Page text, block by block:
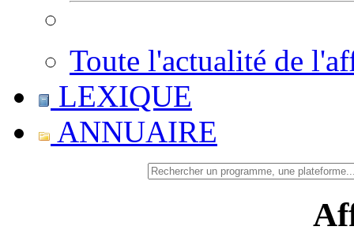
Toute l'actualité de
LEXIQUE
ANNUAIRE